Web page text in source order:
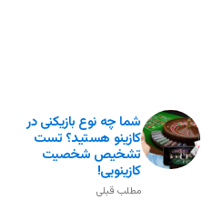
شما چه نوع بازیکنی در
کازینو هستید؟ تست
تشخیص شخصیت
کازینویی!
مطلب قبلی